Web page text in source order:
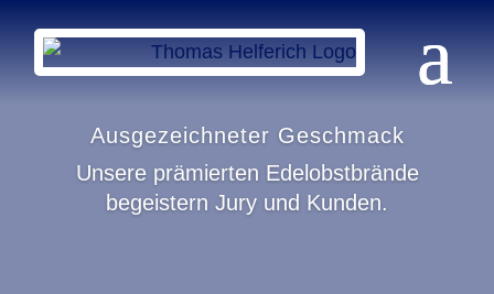
Ausgezeichneter Geschmack
Unsere prämierten Edelobstbrände
begeistern Jury und Kunden.